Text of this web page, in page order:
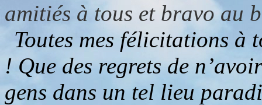
amitiés à tous et bravo au
Toutes mes félicitations à
! Que des regrets de
gens dans un tel lieu